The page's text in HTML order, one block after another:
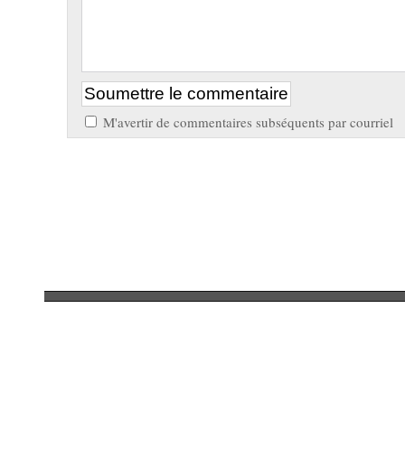
M'avertir de commentaires subséquents par courriel